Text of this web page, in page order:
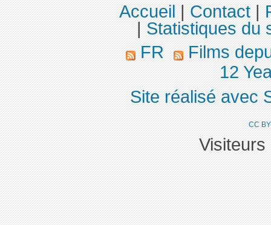
Accueil|Contact|
|Statistiques du
FR
Films
12
Site réalisé avec
CC